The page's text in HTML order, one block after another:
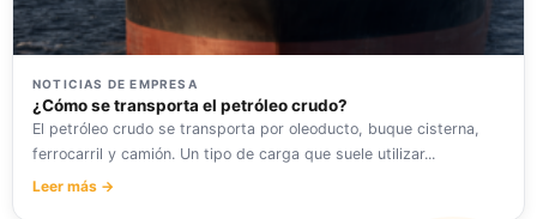
NOTICIAS DE EMPRESA
¿Cómo se transporta el petróleo crudo?
El petróleo crudo se transporta por oleoducto, buque cisterna,
ferrocarril y camión. Un tipo de carga que suele utilizar...
Leer más →